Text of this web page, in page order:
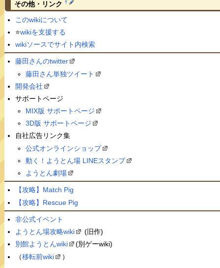
その他・リンク †
このwikiについて
⭐️wikiを支援する
wikiソースでサイト内検索
藤田さんのtwitter
藤田さん単独ツイート
開発会社
サポートページ
MIX版 サポートページ
3D版 サポートページ
自社広告リンク集
公式オンラインショップ
動く！ようとん場 LINEスタンプ
ようとん劇場
【攻略】Match Pig
【攻略】Rescue Pig
非公式イベント
ようとん場攻略wiki
(旧作)
別館ようとんwiki
(別ゲーwiki)
（移転前wiki ）